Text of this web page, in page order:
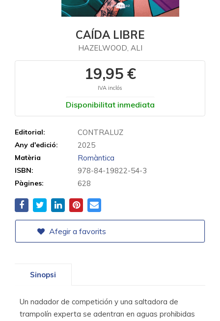
CAÍDA LIBRE
HAZELWOOD, ALI
19,95 €
IVA inclós
Disponibilitat inmediata
Editorial: CONTRALUZ
Any d'edició: 2025
Matèria Romàntica
ISBN: 978-84-19822-54-3
Pàgines: 628
Afegir a favorits
Sinopsi
Un nadador de competición y una saltadora de
trampolín experta se adentran en aguas prohibidas